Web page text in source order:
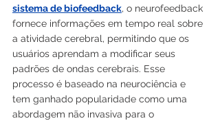
sistema de biofeedback, o neurofeedback
fornece informações em tempo real sobre
a atividade cerebral, permitindo que os
usuários aprendam a modificar seus
padrões de ondas cerebrais. Esse
processo é baseado na neurociência e
tem ganhado popularidade como uma
abordagem não invasiva para o